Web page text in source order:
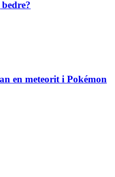
en meteorit i Pokémon